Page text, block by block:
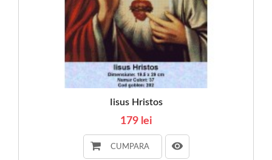
Iisus Hristos
179 lei
CUMPARA